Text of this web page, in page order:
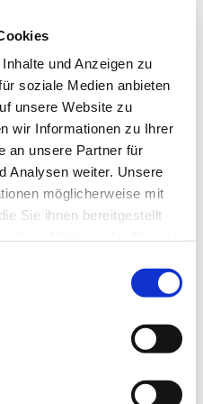
und Anzeigen zu
soziale Medien anbieten
unsere Website zu
wir Informationen zu Ihrer
an unsere Partner für
Analysen weiter. Unsere
möglicherweise mit
Sie ihnen bereitgestellt
Vesperkirche Herford
zu kommen
Gäste an langen
Mittagessen,
Hunger – doch
ist das, was darüber
auf Augenhöhe,
und das
oder wie seine
Ich gehöre dazu.
von Leib und Seele.